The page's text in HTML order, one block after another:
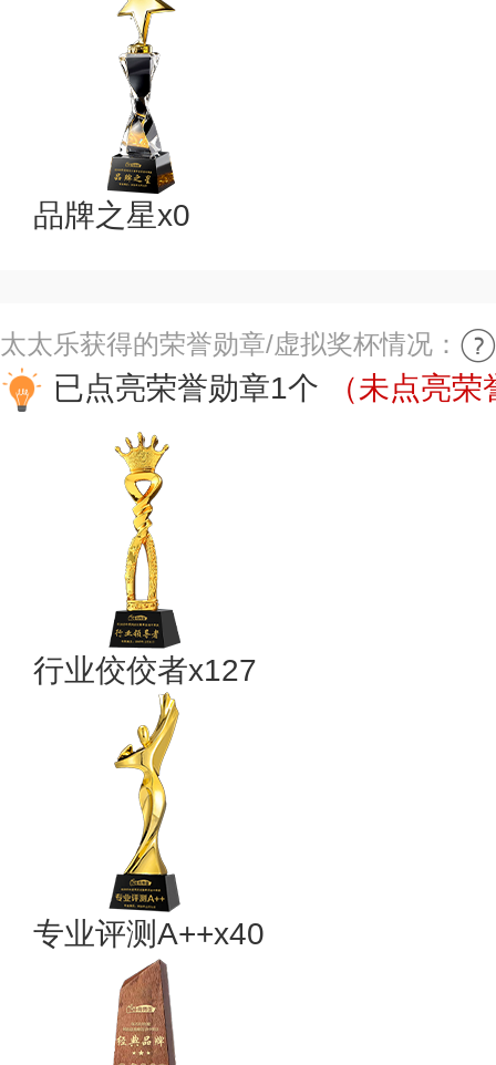
品牌之星x0
太太乐获得的荣誉勋章/虚拟奖杯情况：
已点亮荣誉勋章1个 （未点亮
行业佼佼者x127
专业​评测A++x40